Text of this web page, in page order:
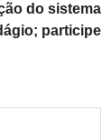
do sistema
participe